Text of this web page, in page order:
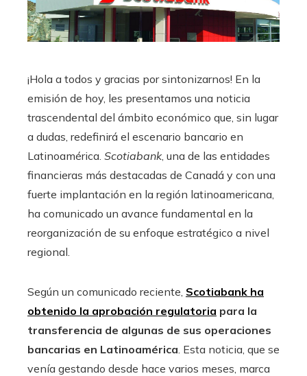
¡Hola a todos y gracias por sintonizarnos! En la
emisión de hoy, les presentamos una noticia
trascendental del ámbito económico que, sin lugar
a dudas, redefinirá el escenario bancario en
Latinoamérica. Scotiabank, una de las entidades
financieras más destacadas de Canadá y con una
fuerte implantación en la región latinoamericana,
ha comunicado un avance fundamental en la
reorganización de su enfoque estratégico a nivel
regional.
Según un comunicado reciente, Scotiabank ha
obtenido la aprobación regulatoria para la
transferencia de algunas de sus operaciones
bancarias en Latinoamérica . Esta noticia, que se
venía gestando desde hace varios meses, marca